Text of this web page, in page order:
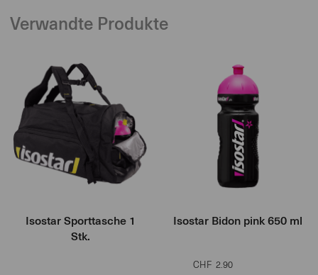
Verwandte Produkte
Isostar Sporttasche 1
Stk.
Isostar Bidon pink 650 ml
CHF 2.90